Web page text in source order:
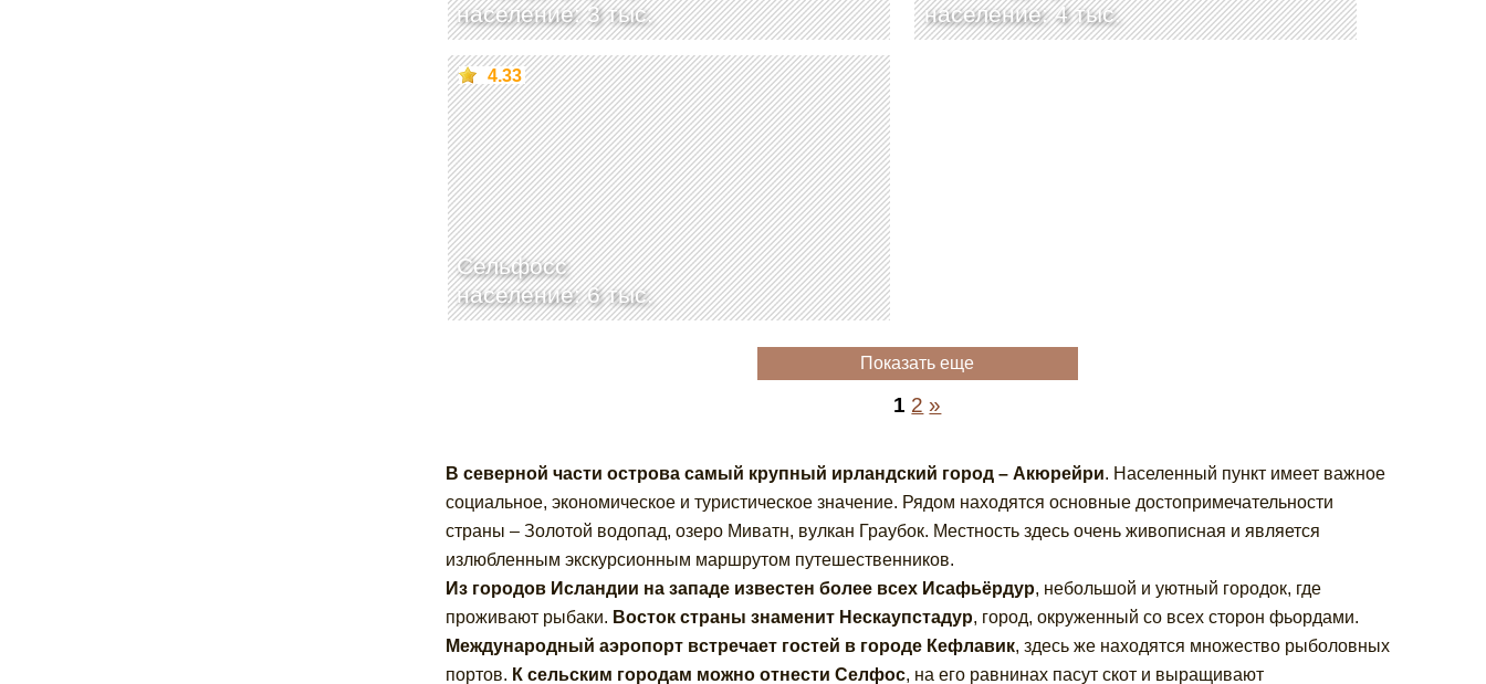
население: 3 тыс.
население: 4 тыс.
Сельфосс
население: 6 тыс.
4.33
Показать еще
1 2 »
В северной части острова самый крупный ирландский город – Акюрейри. Населенный пункт имеет важное
социальное, экономическое и туристическое значение. Рядом находятся основные достопримечательности
страны – Золотой водопад, озеро Миватн, вулкан Граубок. Местность здесь очень живописная и является
излюбленным экскурсионным маршрутом путешественников.
Из городов Исландии на западе известен более всех Исафьёрдур, небольшой и уютный городок, где
проживают рыбаки. Восток страны знаменит Нескаупстадур, город, окруженный со всех сторон фьордами.
Международный аэропорт встречает гостей в городе Кефлавик, здесь же находятся множество рыболовных
портов. К сельским городам можно отнести Селфос, на его равнинах пасут скот и выращивают